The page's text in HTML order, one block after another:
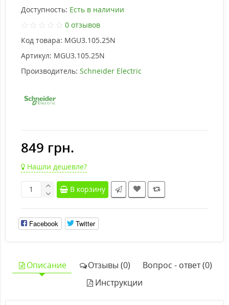
Доступность: Есть в наличии
0 отзывов
Код товара: MGU3.105.25N
Артикул: MGU3.105.25N
Производитель: Schneider Electric
849 грн.
Нашли дешевле?
В корзину
Facebook Twitter
Описание Отзывы (0)
Вопрос - ответ (0)
Инструкции